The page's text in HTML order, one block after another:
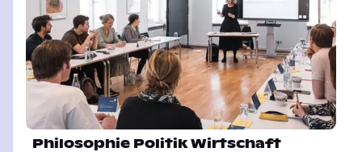
Philosophie Politik Wirtschaft